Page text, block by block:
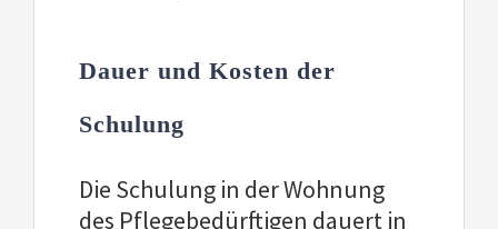
Dauer und Kosten der
Schulung
Die Schulung in der Wohnung
des Pflegebedürftigen dauert in